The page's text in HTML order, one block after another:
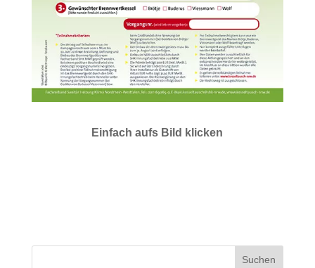
Einfach aufs Bild klicken